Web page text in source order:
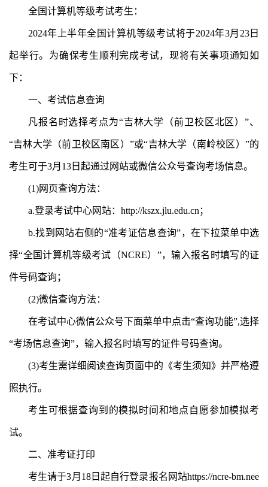
全国计算机等级考试考生：
2024年上半年全国计算机等级考试将于2024年3月23日
起举行。为确保考生顺利完成考试，现将有关事项通知如
下：
一、考试信息查询
凡报名时选择考点为“吉林大学（前卫校区北区）”、
“吉林大学（前卫校区南区）”或“吉林大学（南岭校区）”的
考生可于3月13日起通过网站或微信公众号查询考场信息。
(1)网页查询方法：
a.登录考试中心网站：http://kszx.jlu.edu.cn；
b.找到网站右侧的“准考证信息查询”，在下拉菜单中选
择“全国计算机等级考试（NCRE）”，输入报名时填写的证
件号码查询；
(2)微信查询方法：
在考试中心微信公众号下面菜单中点击“查询功能”,选择
“考场信息查询”，输入报名时填写的证件号码查询。
(3)考生需详细阅读查询页面中的《考生须知》并严格遵
照执行。
考生可根据查询到的模拟时间和地点自愿参加模拟考
试。
二、准考证打印
考生请于3月18日起自行登录报名网站https://ncre-bm.nee